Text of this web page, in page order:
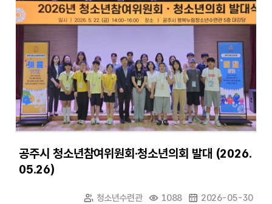
공주시 청소년참여위원회·청소년의회 발대 (2026.
05.26)
청소년수련관 1088 2026-05-30